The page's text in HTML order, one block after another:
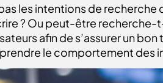
les intentions de
? Ou peut-être
afin de s’assurer un
le comportement des